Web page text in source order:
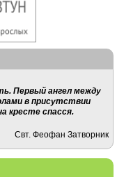
Первый ангел между
в присутствии
кресте спасся.
Свт. Феофан Затворник